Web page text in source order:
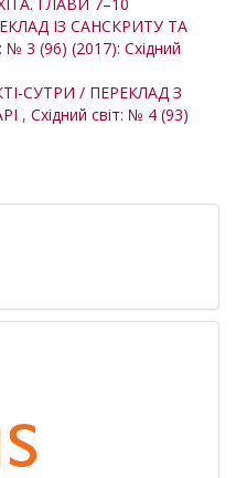
ІЗ САНСКРИТУ ТА
№ 3 (96) (2017): Східний
СУТРИ / ПЕРЕКЛАД З
, Східний світ: № 4 (93)